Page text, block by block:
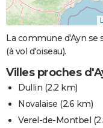
La commune d'Ayn se
(à vol d'oiseau).
Villes proches
Dullin (2.2 km)
Novalaise (2.6 km)
Verel-de-Montbel